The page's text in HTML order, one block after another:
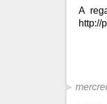
A
http://